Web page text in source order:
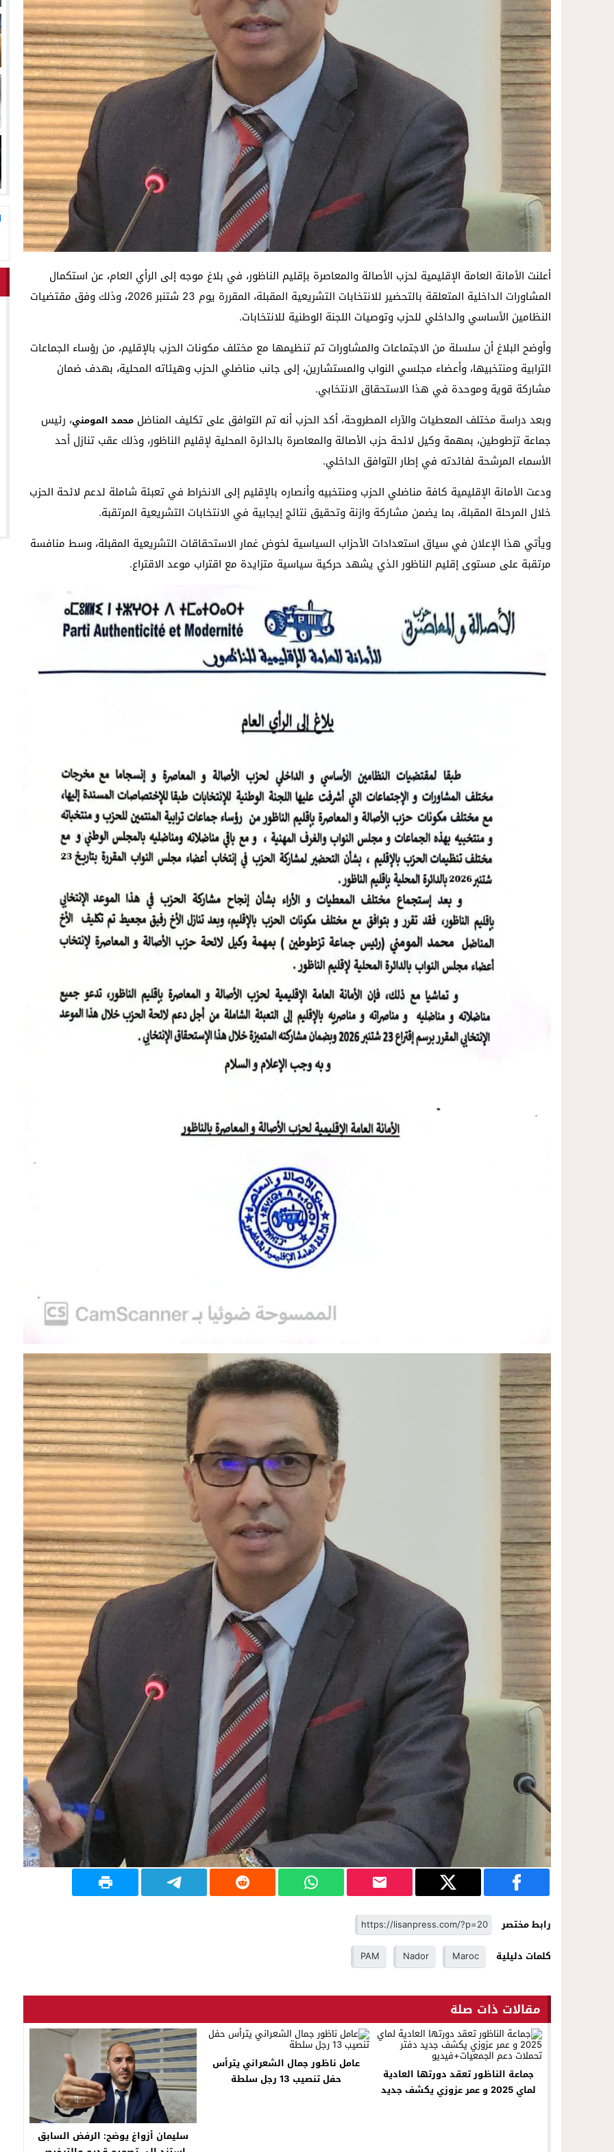
فيديو..استنفار بحي أفيديون براقة بعد اندلاع حريق داخل ضيعة فلاحية
بحلة جديدة وتطور غير مسبوق عبر تقنية الـ GPS.. منصة “مرحباناظور” تعزز مكانتها كوجهة أولى لسكان إقليمي الناظور والدريوش
أعلنت الأمانة العامة الإقليمية لحزب الأصالة والمعاصرة بإقليم الناظور، في بلاغ موجه إلى الرأي العام، عن استكمال
المشاورات الداخلية المتعلقة بالتحضير للانتخابات التشريعية المقبلة، المقررة يوم 23 شتنبر 2026، وذلك وفق مقتضيات
النظامين الأساسي والداخلي للحزب وتوصيات اللجنة الوطنية للانتخابات.
وأوضح البلاغ أن سلسلة من الاجتماعات والمشاورات تم تنظيمها مع مختلف مكونات الحزب بالإقليم، من رؤساء الجماعات
الترابية ومنتخبيها، وأعضاء مجلسي النواب والمستشارين، إلى جانب مناضلي الحزب وهيئاته المحلية، بهدف ضمان
مشاركة قوية وموحدة في هذا الاستحقاق الانتخابي.
وبعد دراسة مختلف المعطيات والآراء المطروحة، أكد الحزب أنه تم التوافق على تكليف المناضل محمد المومني، رئيس
جماعة تزطوطين، بمهمة وكيل لائحة حزب الأصالة والمعاصرة بالدائرة المحلية لإقليم الناظور، وذلك عقب تنازل أحد
الأسماء المرشحة لفائدته في إطار التوافق الداخلي.
ودعت الأمانة الإقليمية كافة مناضلي الحزب ومنتخبيه وأنصاره بالإقليم إلى الانخراط في تعبئة شاملة لدعم لائحة الحزب
خلال المرحلة المقبلة، بما يضمن مشاركة وازنة وتحقيق نتائج إيجابية في الانتخابات التشريعية المرتقبة.
ويأتي هذا الإعلان في سياق استعدادات الأحزاب السياسية لخوض غمار الاستحقاقات التشريعية المقبلة، وسط منافسة
مرتقبة على مستوى إقليم الناظور الذي يشهد حركية سياسية متزايدة مع اقتراب موعد الاقتراع.
رابط مختصر
كلمات دليلية
Maroc
Nador
PAM
مقالات ذات صلة
جماعة الناظور تعقد دورتها العادية
لماي 2025 و عمر عزوزي يكشف جديد
عامل ناظور جمال الشعراني يترأس
حفل تنصيب 13 رجل سلطة
سليمان أزواغ يوضح: الرفض السابق